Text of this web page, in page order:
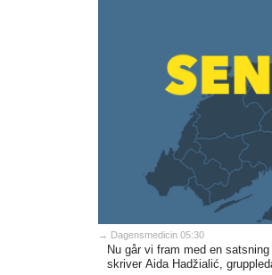
→ Dagensmedicin 05:30
Nu går vi fram med en
skriver Aida Hadžialić,